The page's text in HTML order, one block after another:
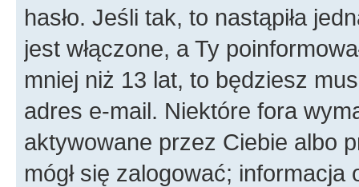
hasło. Jeśli tak, to nastąpiła
jest włączone, a Ty
mniej niż 13 lat, to będziesz
adres e-mail. Niektóre fora
aktywowane przez Ciebie albo
mógł się zalogować;